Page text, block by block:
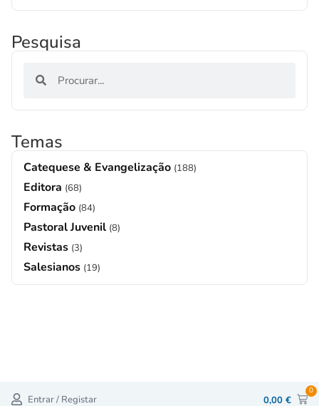
Pesquisa
Temas
Catequese & Evangelização (188)
Editora (68)
Formação (84)
Pastoral Juvenil (8)
Revistas (3)
Salesianos (19)
Entrar / Registar 0,00 €
0